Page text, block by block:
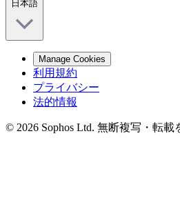
日本語
Manage Cookies
利用規約
プライバシー
法的情報
© 2026 Sophos Ltd. 無断複写・転載